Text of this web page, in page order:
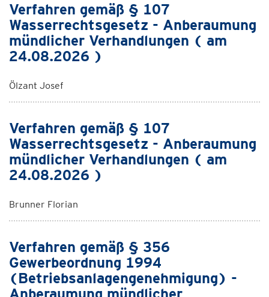
Verfahren gemäß § 107
Wasserrechtsgesetz - Anberaumung
mündlicher Verhandlungen ( am
24.08.2026 )
Ölzant Josef
Verfahren gemäß § 107
Wasserrechtsgesetz - Anberaumung
mündlicher Verhandlungen ( am
24.08.2026 )
Brunner Florian
Verfahren gemäß § 356
Gewerbeordnung 1994
(Betriebsanlagengenehmigung) -